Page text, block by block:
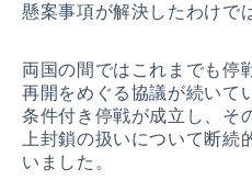
懸案事項が解決したわけで
両国の間ではこれまでも停
再開をめぐる協議が続いて
条件付き停戦が成立し、そ
上封鎖の扱いについて断続
いました。